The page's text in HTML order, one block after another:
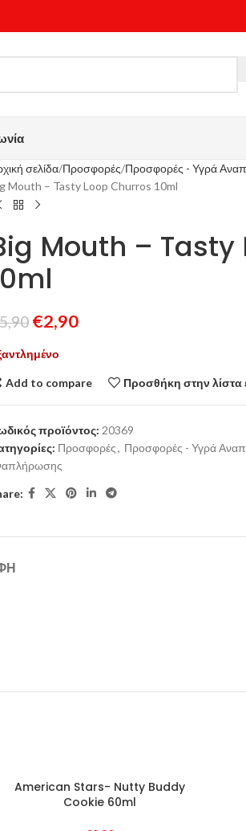
σελίδα Προσφορές Προσφορές - Υγρά
Mouth – Tasty Loop Churros 10ml
Mouth – Tasty
€2,90
Add to compare Προσθήκη στην λίστα
προϊόντος: 20369
Προσφορές, Προσφορές - Υγρά
SOLDAmerican Stars- Nutty Buddy
Cookie 60ml